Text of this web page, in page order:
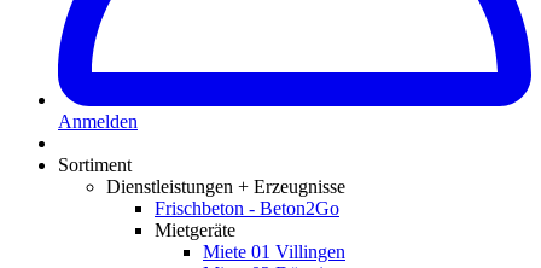
Anmelden
Sortiment
Dienstleistungen + Erzeugnisse
Frischbeton - Beton2Go
Mietgeräte
Miete 01 Villingen